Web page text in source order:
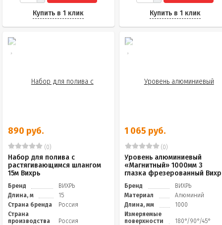
Купить в 1 клик Купить в 1 клик
890 руб.
(0)
Набор для полива с
растягивающимся шлангом
15м Вихрь
Бренд
ВИХРЬ
Длина, м
15
Страна бренда
Россия
Страна
производства
Россия
1 065 руб.
(0)
Уровень алюминиевый
«Магнитный» 1000мм 3
глазка фрезерованный
Бренд
ВИХРЬ
Материал
Алюминий
Длина, мм
1000
Измеряемые
поверхности
180°/90°/45°